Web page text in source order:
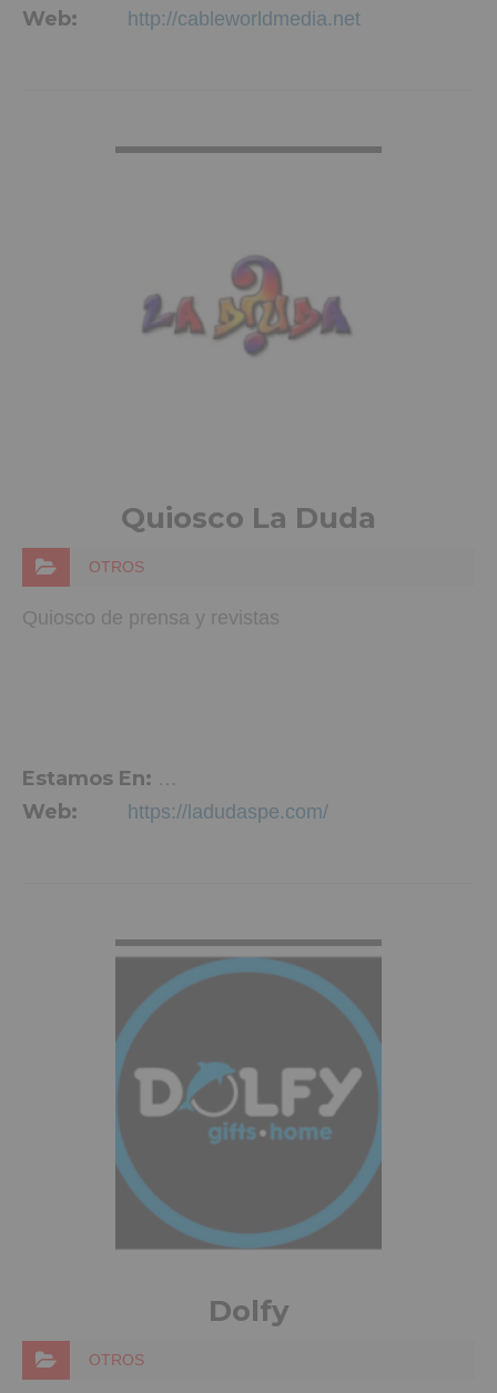
Web: http://cableworldmedia.net
Quiosco La Duda
OTROS
Quiosco de prensa y revistas
Estamos En: Parque La Coca, Aspe
Web: https://ladudaspe.com/
Dolfy
OTROS